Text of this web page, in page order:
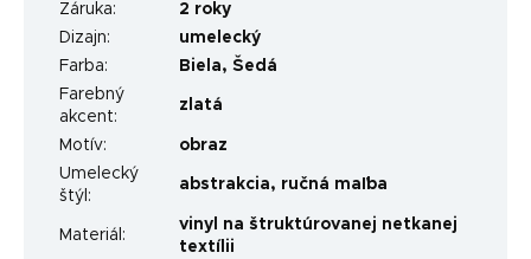
Záruka:
2 roky
Dizajn:
umelecký
Farba: Biela, Šedá
Farebný
akcent:
zlatá
Motív:
obraz
Umelecký
štýl :
abstrakcia, ručná maľba
Materiál :
vinyl na štruktúrovanej netkanej
textílii